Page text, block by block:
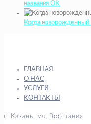
названия ОК
Когда
ГЛАВНАЯ
О НАС
УСЛУГИ
КОНТАКТЫ
г. Казань, ул. Восстания